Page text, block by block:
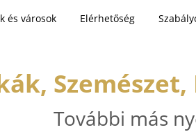
és városok Elérhetőség
További más